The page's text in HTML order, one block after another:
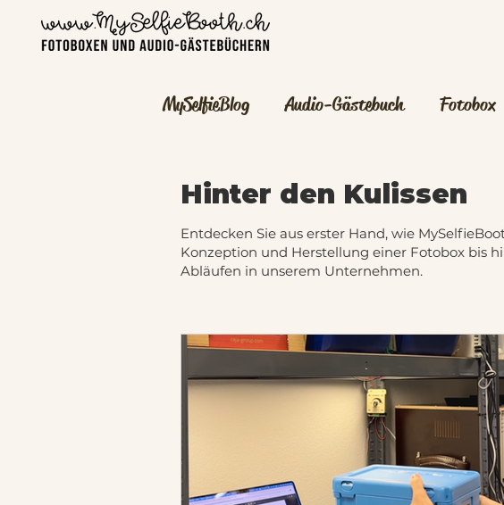
MySelfieBlog Audio-Gästebuch Fotobox
Fachveranstaltung Private Veranstaltung
Hinter den Kulissen
Entdecken Sie aus erster Hand, wie
Konzeption und Herstellung einer Fotobox bis
Abläufen in unserem Unternehmen.